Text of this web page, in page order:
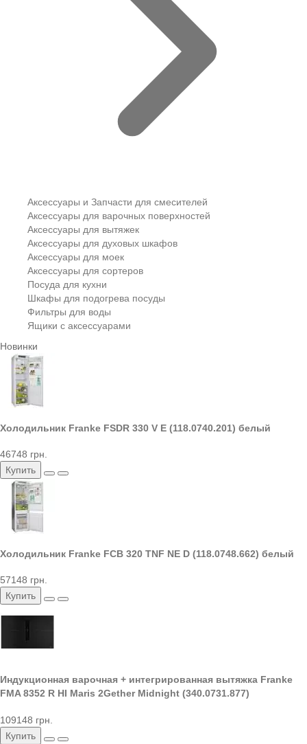
Аксессуары и Запчасти для смесителей
Аксессуары для варочных поверхностей
Аксессуары для вытяжек
Аксессуары для духовых шкафов
Аксессуары для моек
Аксессуары для сортеров
Посуда для кухни
Шкафы для подогрева посуды
Фильтры для воды
Ящики с аксессуарами
Новинки
Холодильник Franke FSDR 330 V E (118.0740.201) белый
46748 грн.
Купить
Холодильник Franke FCB 320 TNF NE D (118.0748.662) белый
57148 грн.
Купить
Индукционная варочная + интегрированная вытяжка Franke
FMA 8352 R HI Maris 2Gether Midnight (340.0731.877)
109148 грн.
Купить